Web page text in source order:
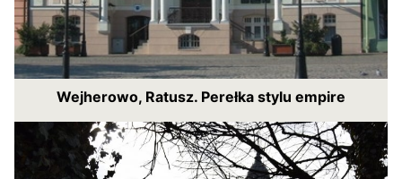
Wejherowo, Ratusz. Perełka stylu empire